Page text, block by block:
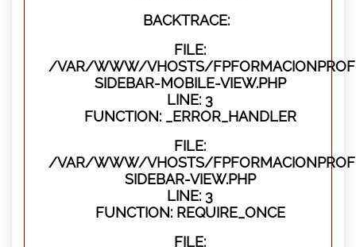
BACKTRACE:
FILE:
/VAR/WWW/VHOSTS/
SIDEBAR-MOBILE-VIEW.PHP
LINE: 3
FUNCTION: _ERROR_HANDLER
FILE:
/VAR/WWW/VHOSTS/
SIDEBAR-VIEW.PHP
LINE: 3
FUNCTION: REQUIRE_ONCE
FILE: